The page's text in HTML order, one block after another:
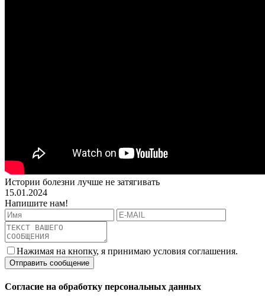
Истории болезни лучше не затягивать
15.01.2024
Напишите нам!
Нажимая на кнопку, я принимаю условия соглашения.
Согласие на обработку персональных данных